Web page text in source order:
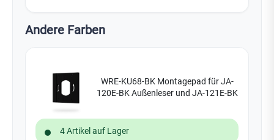
Andere Farben
WRE-KU68-BK Montagepad für JA-
120E-BK Außenleser und JA-121E-BK
4 Artikel auf Lager